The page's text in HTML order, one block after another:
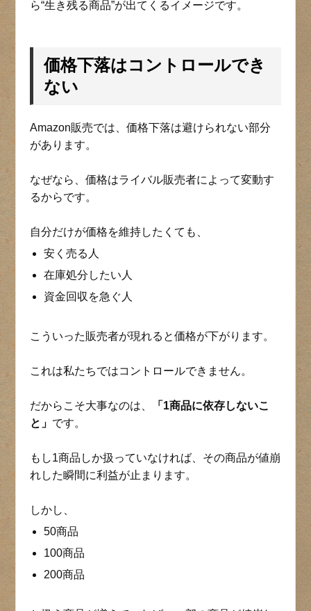
ら“生き残る商品”が出てくるイメージです。
価格下落はコントロールでき
ない
Amazon販売では、価格下落は避けられない部分
があります。
なぜなら、価格はライバル販売者によって変動す
るからです。
自分だけが価格を維持したくても、
安く売る人
在庫処分したい人
資金回収を急ぐ人
こういった販売者が現れると価格が下がります。
これは私たちではコントロールできません。
だからこそ大事なのは、
「1商品に依存しないこ
と」 です。
もし1商品しか扱っていなければ、その商品が値崩
れした瞬間に利益が止まります。
しかし、
50商品
100商品
200商品